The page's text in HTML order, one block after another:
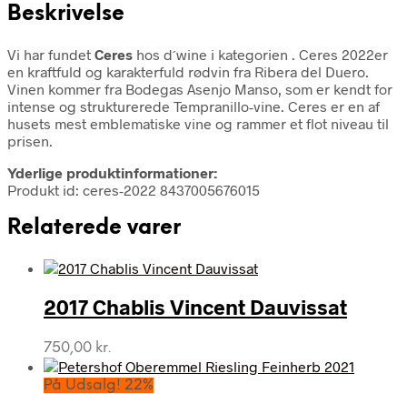
Beskrivelse
Vi har fundet Ceres hos d´wine i kategorien . Ceres 2022er
en kraftfuld og karakterfuld rødvin fra Ribera del Duero.
Vinen kommer fra Bodegas Asenjo Manso, som er kendt for
intense og strukturerede Tempranillo-vine. Ceres er en af
husets mest emblematiske vine og rammer et flot niveau til
prisen.
Yderlige produktinformationer:
Produkt id: ceres-2022 8437005676015
Relaterede varer
2017 Chablis Vincent Dauvissat
750,00 kr.
På Udsalg! 22%